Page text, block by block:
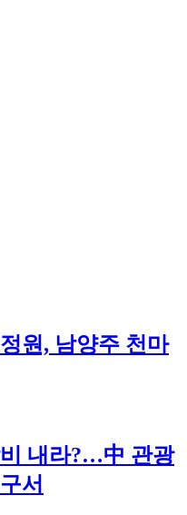
원, 남양주 천마
내라?…中 관광
서